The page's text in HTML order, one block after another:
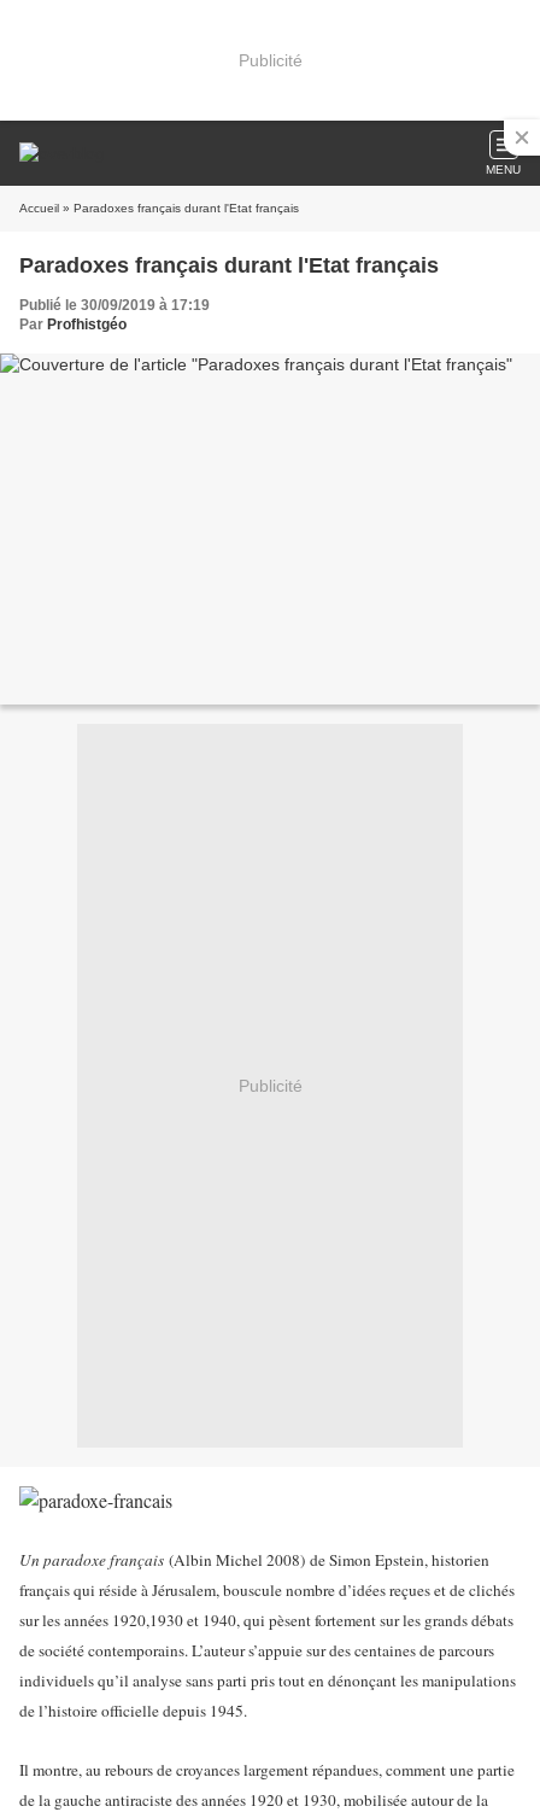
Publicité
MENU
Accueil » Paradoxes français durant l'Etat français
Paradoxes français durant l'Etat français
Publié le 30/09/2019 à 17:19
Par Profhistgéo
Publicité
Un paradoxe français (Albin Michel 2008) de Simon Epstein, historien
français qui réside à Jérusalem, bouscule nombre d’idées reçues et de clichés
sur les années 1920,1930 et 1940, qui pèsent fortement sur les grands débats
de société contemporains. L’auteur s’appuie sur des centaines de parcours
individuels qu’il analyse sans parti pris tout en dénonçant les manipulations
de l’histoire officielle depuis 1945.
Il montre, au rebours de croyances largement répandues, comment une partie
de la gauche antiraciste des années 1920 et 1930, mobilisée autour de la